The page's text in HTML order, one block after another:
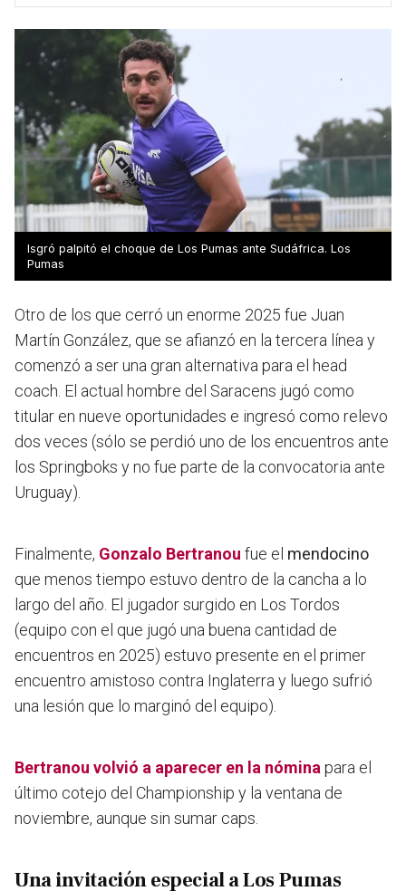
Isgró palpitó el choque de Los Pumas ante Sudáfrica. Los
Pumas
Otro de los que cerró un enorme 2025 fue Juan
Martín González, que se afianzó en la tercera línea y
comenzó a ser una gran alternativa para el head
coach. El actual hombre del Saracens jugó como
titular en nueve oportunidades e ingresó como relevo
dos veces (sólo se perdió uno de los encuentros ante
los Springboks y no fue parte de la convocatoria ante
Uruguay).
Finalmente, Gonzalo Bertranou fue el mendocino
que menos tiempo estuvo dentro de la cancha a lo
largo del año. El jugador surgido en Los Tordos
(equipo con el que jugó una buena cantidad de
encuentros en 2025) estuvo presente en el primer
encuentro amistoso contra Inglaterra y luego sufrió
una lesión que lo marginó del equipo).
Bertranou volvió a aparecer en la nómina para el
último cotejo del Championship y la ventana de
noviembre, aunque sin sumar caps.
Una invitación especial a Los Pumas